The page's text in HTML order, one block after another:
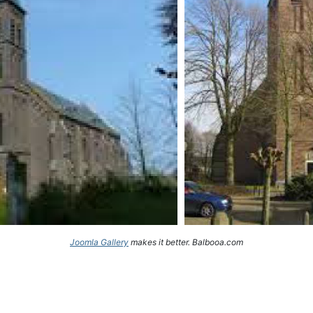
Joomla Gallery makes it better. Balbooa.com